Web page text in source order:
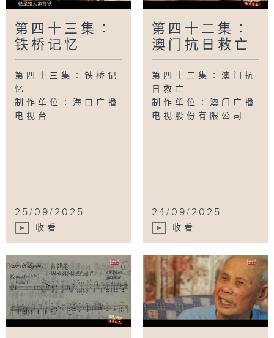
第四十三集∶
铁桥记忆
第四十三集∶铁桥记
忆
制作单位∶海口广播
电视台
25/09/2025
收看
第四十二集∶
澳门抗日救亡
第四十二集∶澳门抗
日救亡
制作单位∶澳门广播
电视股份有限公司
24/09/2025
收看